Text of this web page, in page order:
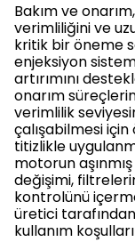
Bakım ve
verimliliğini ve
kritik bir öneme
enjeksiyon
artırımını
onarım
verimlilik
çalışabilmesi
titizlikle
motorun
değişimi,
kontrolünü
üretici
kullanım